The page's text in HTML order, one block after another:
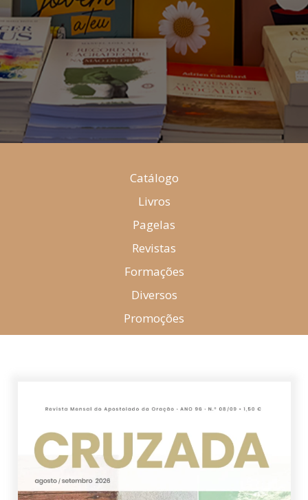
Catálogo
Livros
Pagelas
Revistas
Formações
Diversos
Promoções